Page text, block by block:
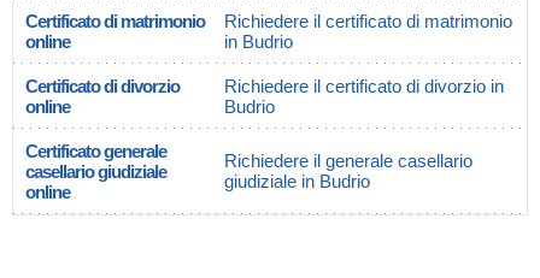
Certificato di matrimonio
online
Richiedere il certificato di matrimonio
in Budrio
Certificato di divorzio
online
Richiedere il certificato di divorzio in
Budrio
Certificato generale
casellario giudiziale
online
Richiedere il generale casellario
giudiziale in Budrio